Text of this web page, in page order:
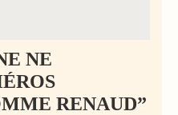
NE
RENAUD”